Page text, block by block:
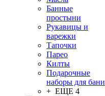
Банные
простыни
Рукавицы и
варежки
Тапочки
Парео
Килты
Подарочные
наборы для бани
+ ЕЩЕ 4